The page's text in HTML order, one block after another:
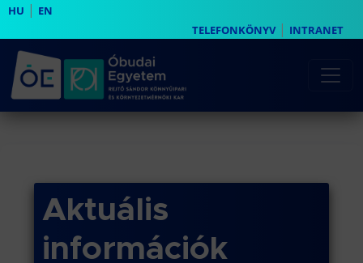
HU | EN
TELEFONKÖNYV| INTRANET
Aktuális
információk